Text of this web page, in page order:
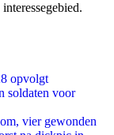
opvolgt
soldaten voor
vier gewonden